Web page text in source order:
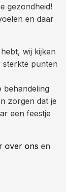
gezondheid!
en daar
wij kijken
sterkte punten
behandeling
zorgen dat je
een feestje
over ons en